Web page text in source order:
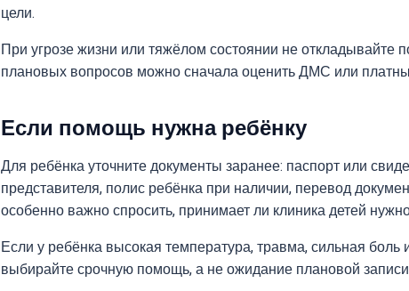
цели.
При угрозе жизни или тяжёлом состоянии не откладывайте
плановых вопросов можно сначала оценить ДМС или
Если помощь нужна ребёнку
Для ребёнка уточните документы заранее: паспорт или
представителя, полис ребёнка при наличии, перевод
особенно важно спросить, принимает ли клиника детей
Если у ребёнка высокая температура, травма, сильная боль
выбирайте срочную помощь, а не ожидание плановой